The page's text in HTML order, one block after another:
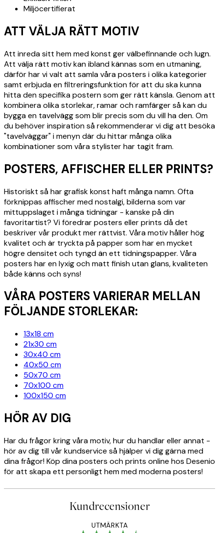
Miljöcertifierat
ATT VÄLJA RÄTT MOTIV
Att inreda sitt hem med konst ger välbefinnande och lugn.
Att välja rätt motiv kan ibland kännas som en utmaning,
därför har vi valt att samla våra posters i olika kategorier
samt erbjuda en filtreringsfunktion för att du ska kunna
hitta den specifika postern som ger rätt känsla. Genom att
kombinera olika storlekar, ramar och ramfärger så kan du
bygga en tavelvägg som blir precis som du vill ha den. Om
du behöver inspiration så rekommenderar vi dig att besöka
"tavelväggar" i menyn där du hittar många olika
kombinationer som våra stylister har tagit fram.
POSTERS, AFFISCHER ELLER PRINTS?
Historiskt så har grafisk konst haft många namn. Ofta
förknippas affischer med nostalgi, bilderna som var
mittuppslaget i många tidningar - kanske på din
favoritartist? Vi föredrar posters eller prints då det
beskriver vår produkt mer rättvist. Våra motiv håller hög
kvalitet och är tryckta på papper som har en mycket
högre densitet och tyngd än ett tidningspapper. Våra
posters har en lyxig och matt finish utan glans, kvaliteten
både känns och syns!
VÅRA POSTERS VARIERAR MELLAN
FÖLJANDE STORLEKAR:
13x18 cm
21x30 cm
30x40 cm
40x50 cm
50x70 cm
70x100 cm
100x150 cm
HÖR AV DIG
Har du frågor kring våra motiv, hur du handlar eller annat -
hör av dig till vår kundservice så hjälper vi dig gärna med
dina frågor! Köp dina posters och prints online hos Desenio
för att skapa ett personligt hem med moderna posters!
Kundrecensioner
UTMÄRKTA